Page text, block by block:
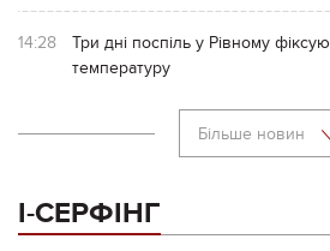
14:28
Три дні поспіль у Рівному
температуру
Більше новин
І-СЕРФІНГ